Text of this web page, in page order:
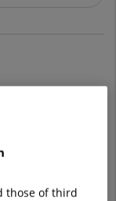
esta
those of third